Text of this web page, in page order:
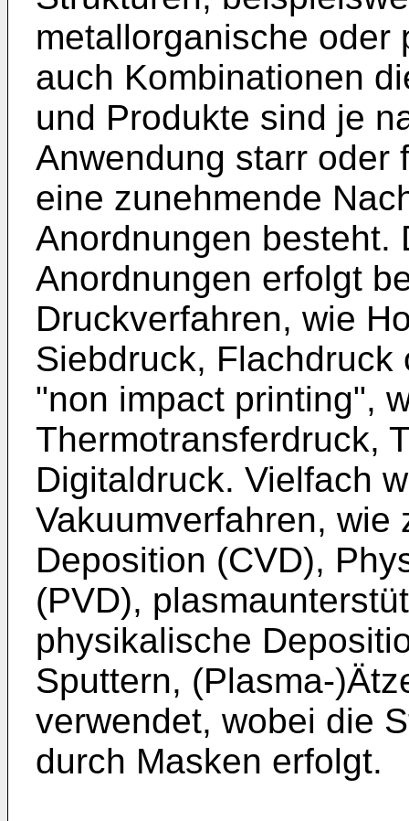
metallorganische oder
auch Kombinationen
und Produkte sind je
Anwendung starr oder
eine zunehmende
Anordnungen besteht.
Anordnungen erfolgt
Druckverfahren, wie
Siebdruck,
"non impact printing",
Thermotransferdruck,
Digitaldruck. Vielfach
Vakuumverfahren, wie
Deposition (CVD),
(PVD),
physikalische
Sputtern, (Plasma-
verwendet, wobei die
durch Masken erfolgt.